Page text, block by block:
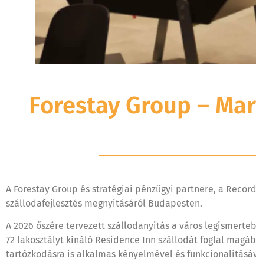
Forestay Group –
A Forestay Group és stratégiai pénzügyi partnere, a
szállodafejlesztés megnyitásáról Budapesten.
A 2026 őszére tervezett szállodanyitás a város
72 lakosztályt kínáló Residence Inn szállodát foglal
tartózkodásra is alkalmas kényelmével és